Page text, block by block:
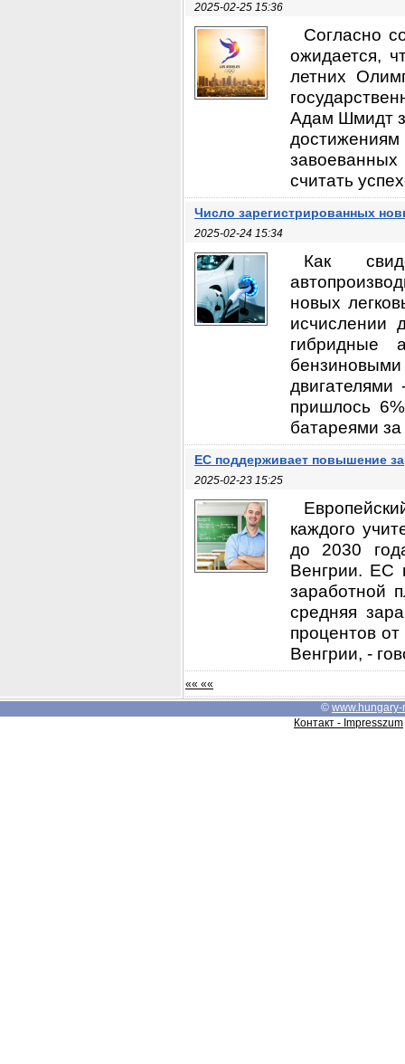
2025-02-25 15:36
Согласно
ожидается,
летних
Адам Шмидт
считать
Число зарегистрированных
2025-02-24 15:34
Как
новых
исчислении
гибридные
пришлось
батареями
ЕС поддерживает повышение
2025-02-23 15:25
каждого
до 2030
Венгрии. ЕС
заработной
средняя
процентов
Венгрии, -
«« ««
© www.hungary-
Контакт - Impresszum